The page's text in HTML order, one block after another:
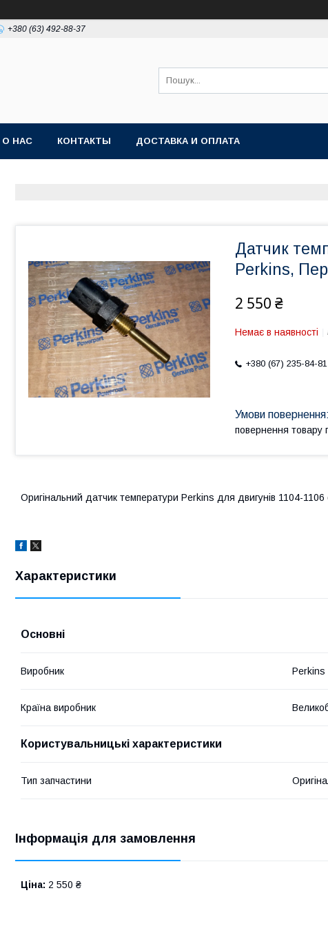
+380 (63) 492-88-37
О НАС КОНТАКТЫ ДОСТАВКА И ОПЛАТА
Датчик
Perkins,
2 550 ₴
Немає в наявності
+380 (67) 235-84-81
повернення товару
Оригінальний датчик температури Perkins для двигунів 1104-
Характеристики
Основні
Виробник Perkins
Країна виробник
Користувальницькі характеристики
Тип запчастини
Інформація для замовлення
Ціна: 2 550 ₴